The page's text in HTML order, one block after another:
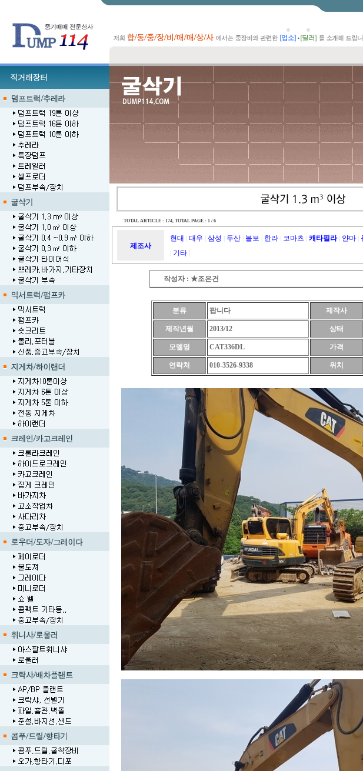
TOTAL ARTICLE : 174, TOTAL PAGE : 1 / 6
제조사
현대 대우 삼성 두산 볼보 한라 코마츠 캐타필라 얀마
기타
작성자 : ★조은건
분류 팝니다 제작사
제작년월 2013/12 상태
모델명 CAT336DL 가격
연락처 010-3526-9338 위치